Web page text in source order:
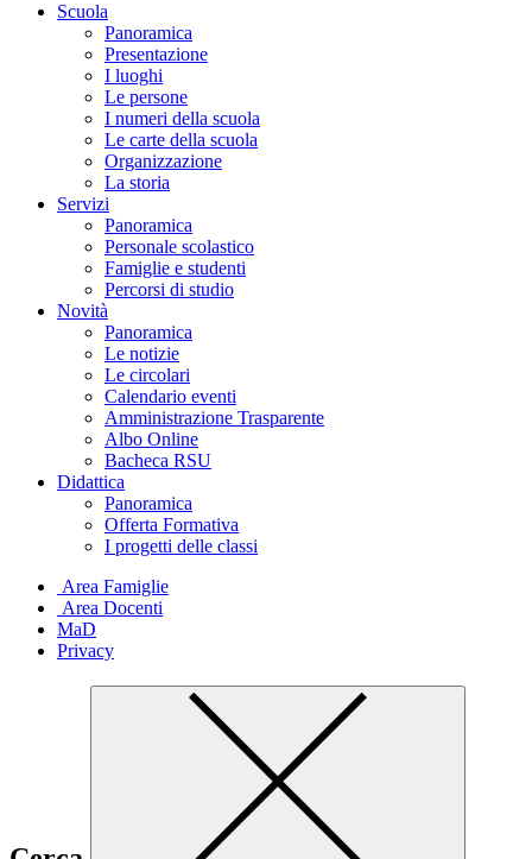
Scuola
Panoramica
Presentazione
I luoghi
Le persone
I numeri della scuola
Le carte della scuola
Organizzazione
La storia
Servizi
Panoramica
Personale scolastico
Famiglie e studenti
Percorsi di studio
Novità
Panoramica
Le notizie
Le circolari
Calendario eventi
Amministrazione Trasparente
Albo Online
Bacheca RSU
Didattica
Panoramica
Offerta Formativa
I progetti delle classi
Area Famiglie
Area Docenti
MaD
Privacy